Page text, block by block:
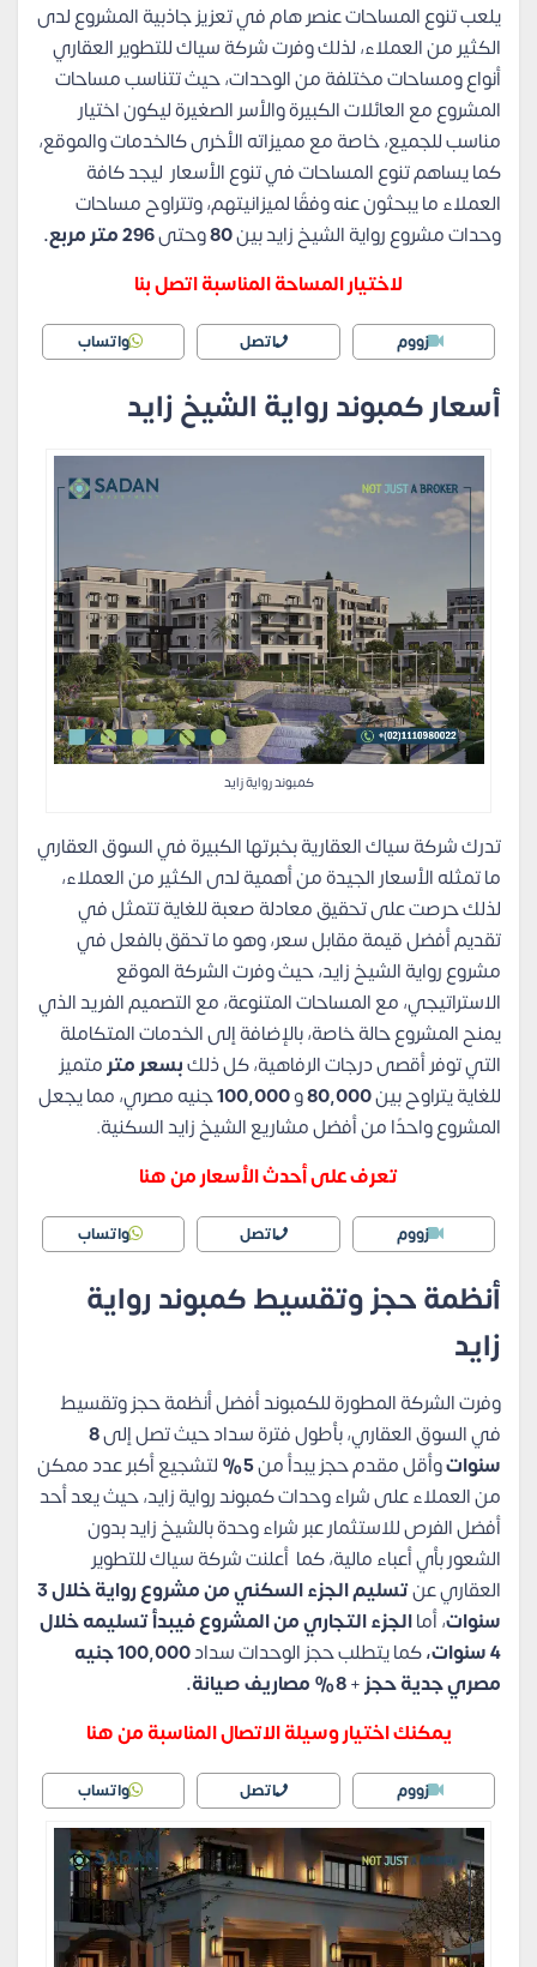
يلعب تنوع المساحات عنصر هام في تعزيز جاذبية المشروع لدى
الكثير من العملاء، لذلك وفرت شركة سياك للتطوير العقاري
أنواع ومساحات مختلفة من الوحدات، حيث تتناسب مساحات
المشروع مع العائلات الكبيرة والأسر الصغيرة ليكون اختيار
مناسب للجميع، خاصة مع مميزاته الأخرى كالخدمات والموقع،
كما يساهم تنوع المساحات في تنوع الأسعار ليجد كافة
العملاء ما يبحثون عنه وفقًا لميزانيتهم، وتتراوح مساحات
وحدات مشروع رواية الشيخ زايد بين80وحتى
لاختيار المساحة المناسبة اتصل بنا
زووم اتصل واتساب
أسعار كمبوند رواية الشيخ زايد
كمبوند رواية زايد
تدرك شركة سياك العقارية بخبرتها الكبيرة في السوق العقاري
ما تمثله الأسعار الجيدة من أهمية لدى الكثير من العملاء،
لذلك حرصت على تحقيق معادلة صعبة للغاية تتمثل في
تقديم أفضل قيمة مقابل سعر، وهو ما تحقق بالفعل في
مشروع رواية الشيخ زايد، حيث وفرت الشركة الموقع
الاستراتيجي، مع المساحات المتنوعة، مع التصميم الفريد الذي
يمنح المشروع حالة خاصة، بالإضافة إلى الخدمات المتكاملة
التي توفر أقصى درجات الرفاهية، كل ذلكبسعر مترمتميز
للغاية يتراوح بين80,000و100,000جنيه مصري، مما يجعل
المشروع واحدًا من أفضل مشاريع الشيخ زايد السكنية.
تعرف على أحدث الأسعار من هنا
زووم اتصل واتساب
أنظمة حجز وتقسيط كمبوند رواية
زايد
وفرت الشركة المطورة للكمبوند أفضل أنظمة حجز وتقسيط
في السوق العقاري، بأطول فترة سداد حيث تصل إلى8
سنواتوأقل مقدم حجز يبدأ من5%
لتشجيع أكبر عدد ممكن
من العملاء على شراء وحدات كمبوند رواية زايد، حيث يعد أحد
أفضل الفرص للاستثمار عبر شراء وحدة بالشيخ زايد بدون
الشعور بأي أعباء مالية، كما أعلنت شركة سياك للتطوير
العقاري عن
تسليم الجزء السكني من مشروع رواية خلال 3
سنوات، أماالجزء التجاري من المشروع فيبدأ تسليمه خلال
4 سنوات،
كما يتطلب حجز الوحدات سداد
100,000 جنيه
مصري جدية حجز+
يمكنك اختيار وسيلة الاتصال المناسبة من هنا
زووم اتصل واتساب